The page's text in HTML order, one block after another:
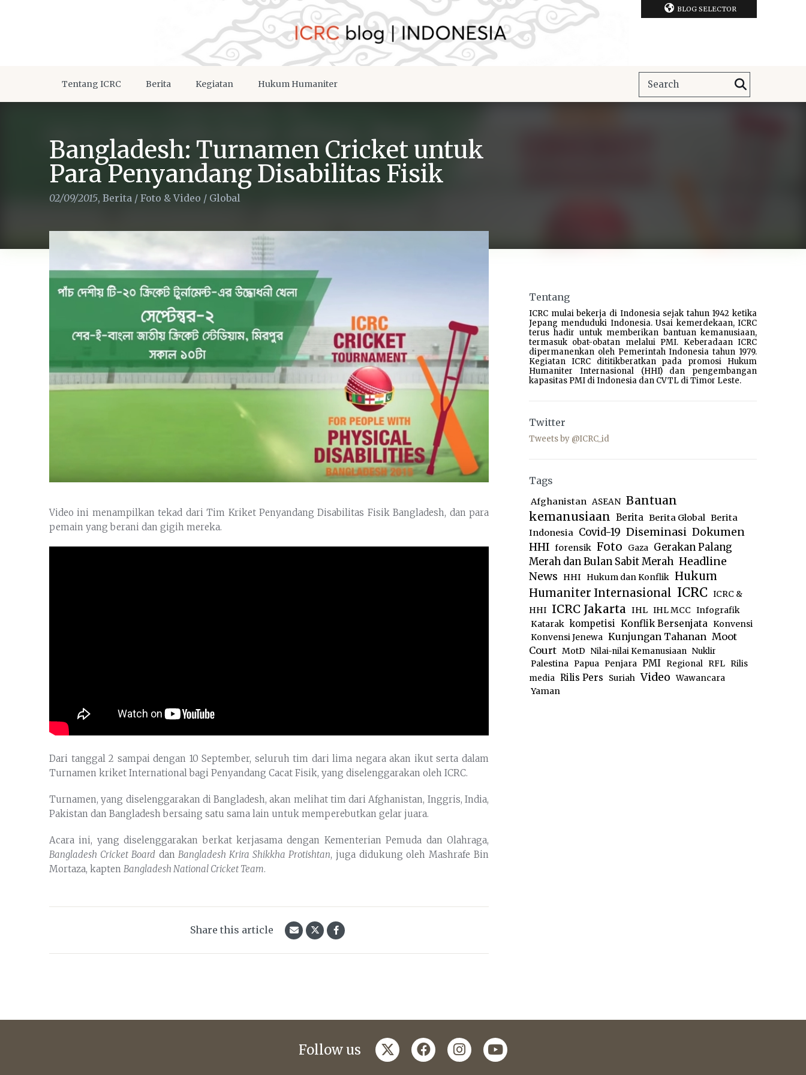
BLOG SELECTOR
Tentang ICRC Berita Kegiatan Hukum Humaniter
Bangladesh: Turnamen Cricket untuk
Para Penyandang Disabilitas Fisik
02/09/2015, Berita / Foto & Video / Global
Video ini menampilkan tekad dari Tim Kriket Penyandang Disabilitas Fisik Bangladesh, dan para
pemain yang berani dan gigih mereka.
Dari tanggal 2 sampai dengan 10 September, seluruh tim dari lima negara akan ikut serta dalam
Turnamen kriket International bagi Penyandang Cacat Fisik, yang diselenggarakan oleh ICRC.
Turnamen, yang diselenggarakan di Bangladesh, akan melihat tim dari Afghanistan, Inggris, India,
Pakistan dan Bangladesh bersaing satu sama lain untuk memperebutkan gelar juara.
Acara ini, yang diselenggarakan berkat kerjasama dengan Kementerian Pemuda dan Olahraga,
Bangladesh Cricket BoarddanBangladesh Krira Shikkha Protishtan, juga didukung oleh Mashrafe Bin
Mortaza, kapten Bangladesh National Cricket Team.
Share this article
Tentang
ICRC mulai bekerja di Indonesia sejak tahun 1942 ketika
Jepang menduduki Indonesia. Usai kemerdekaan, ICRC
terus hadir untuk memberikan bantuan kemanusiaan,
termasuk obat-obatan melalui PMI. Keberadaan ICRC
dipermanenkan oleh Pemerintah Indonesia tahun 1979.
Kegiatan ICRC dititikberatkan pada promosi Hukum
Humaniter Internasional (HHI) dan pengembangan
kapasitas PMI di Indonesia dan CVTL di Timor Leste.
Twitter
Tweets by @ICRC_id
Tags
Afghanistan ASEAN Bantuan
kemanusiaan Berita Berita Global Berita
Indonesia Covid-19 Diseminasi Dokumen
HHI forensik Foto Gaza Gerakan Palang
Merah dan Bulan Sabit Merah Headline
News
HHI Hukum dan Konflik Hukum
Humaniter Internasional ICRC ICRC &
HHI ICRC Jakarta IHL IHL MCC Infografik
Katarak kompetisi Konflik Bersenjata Konvensi
Konvensi Jenewa Kunjungan Tahanan Moot
Court MotD Nilai-nilai Kemanusiaan Nuklir
Palestina
Papua Penjara PMI Regional RFL
Rilis
media Rilis Pers Suriah Video Wawancara
Yaman
Follow us twitterfacebookinstagram
youtube